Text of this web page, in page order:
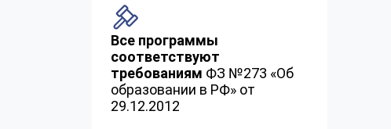
Все программы
соответствуют
требованиям ФЗ №273 «Об
образовании в РФ» от
29.12.2012